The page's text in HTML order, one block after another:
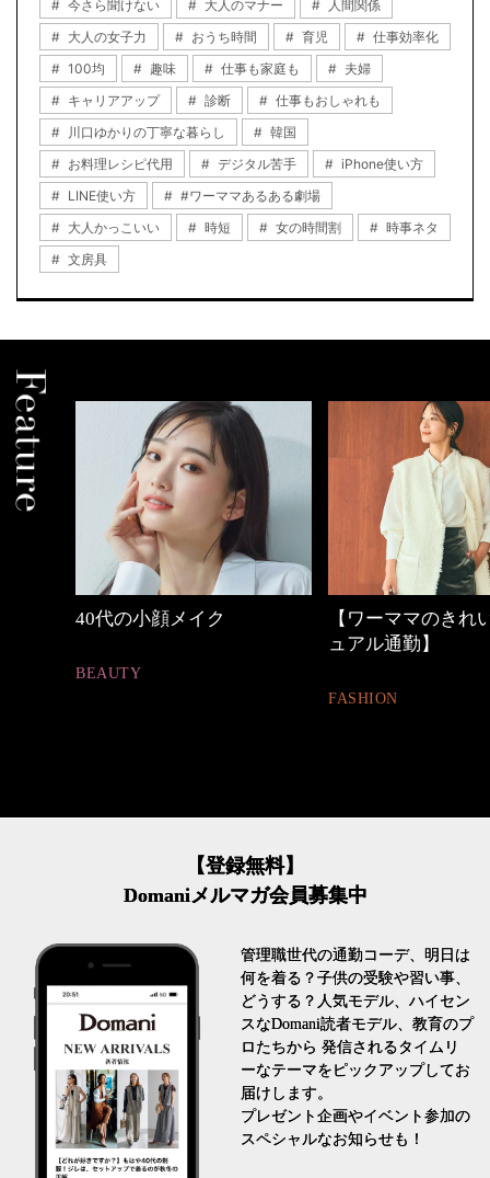
今さら聞けない 大人のマナー
人間関係
大人の女子力
おうち時間 育児
仕事効率化
100均
趣味 仕事も家庭も
夫婦
キャリアアップ
診断
仕事もおしゃれも
川口ゆかりの丁寧な暮らし
韓国
お料理レシピ代用
デジタル苦手
iPhone使い方
LINE使い方
#ワーママあるある劇場
大人かっこいい
時短 女の時間割
時事ネタ
文房具
【ワーママのきれいめカジ
優木まおみさん「
割。」
LIFESTYLE
【登録無料】
Domaniメルマガ会員募集中
管理職世代の通勤コーデ、明日は
何を着る？子供の受験や習い事、
どうする？人気モデル、ハイセン
スなDomani読者モデル、教育のプ
ロたちから 発信されるタイムリ
ーなテーマをピックアップしてお
届けします。
プレゼント企画やイベント参加の
スペシャルなお知らせも！